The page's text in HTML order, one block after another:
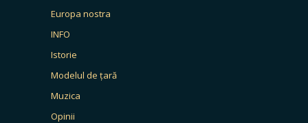
Europa nostra
INFO
Istorie
Modelul de țară
Muzica
Opinii